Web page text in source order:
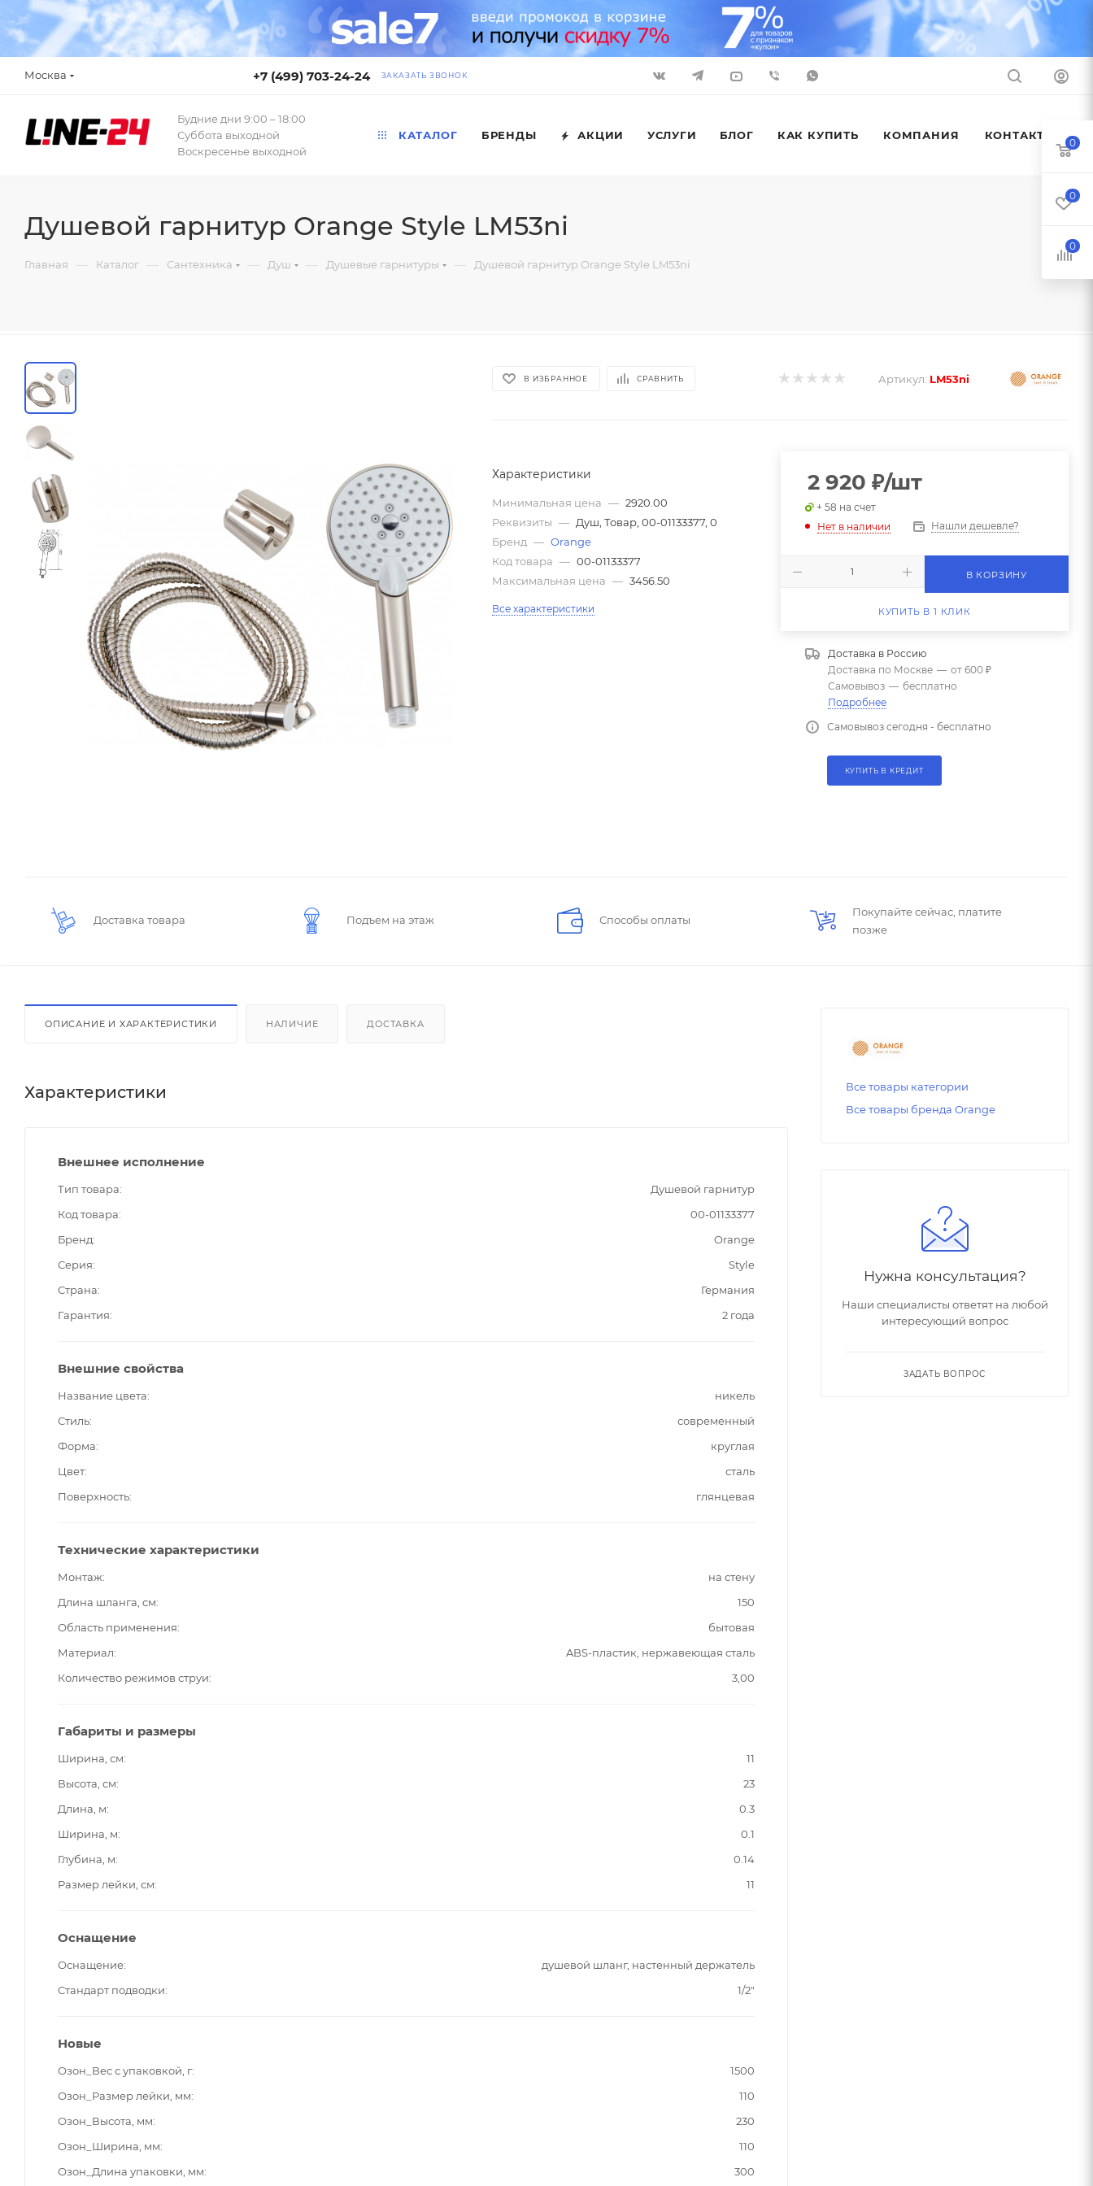
Москва +7 (499) 703-24-24 ЗАКАЗАТЬ ЗВОНОК
Будние дни 9:00 – 18:00
Суббота выходной
Воскресенье выходной
КАТАЛОГ БРЕНДЫ АКЦИИ УСЛУГИ БЛОГ КАК КУПИТЬ КОМПАНИЯ КОНТАКТЫ
Душевой гарнитур Orange Style LM53ni
Главная — Каталог — Сантехника — Душ — Душевые гарнитуры — Душевой гарнитур Orange Style LM53ni
В ИЗБРАННОЕ СРАВНИТЬ Артикул: LM53ni
Характеристики
Минимальная цена — 2920.00
Реквизиты — Душ, Товар, 00-01133377, 0
Бренд — Orange
Код товара — 00-01133377
Максимальная цена — 3456.50
Все характеристики
2 920 ₽/шт
+ 58 на счет
Нет в наличии
Нашли дешевле?
В КОРЗИНУ
КУПИТЬ В 1 КЛИК
Доставка в Россию
Доставка по Москве — от 600 ₽
Самовывоз — бесплатно
Подробнее
Самовывоз сегодня - бесплатно
КУПИТЬ В КРЕДИТ
Доставка товара Подъем на этаж Способы оплаты
Покупайте сейчас, платите
позже
ОПИСАНИЕ И ХАРАКТЕРИСТИКИ НАЛИЧИЕ ДОСТАВКА
Характеристики
Внешнее исполнение
Тип товара
Душевой гарнитур
Код товара
00-01133377
Бренд
Orange
Серия
Style
Страна
Германия
Гарантия
2 года
Внешние свойства
Название цвета
никель
Стиль
современный
Форма
круглая
Цвет
сталь
Поверхность
глянцевая
Технические характеристики
Монтаж
на стену
Длина шланга, см
150
Область применения
бытовая
Материал
ABS-пластик, нержавеющая сталь
Количество режимов струи
3,00
Габариты и размеры
Ширина, см
11
Высота, см
23
Длина, м
0.3
Ширина, м
0.1
Глубина, м
0.14
Размер лейки, см
11
Оснащение
Оснащение
душевой шланг, настенный держатель
Стандарт подводки
1/2"
Новые
Озон_Вес с упаковкой, г
1500
Озон_Размер лейки, мм
110
Озон_Высота, мм
230
Озон_Ширина, мм
110
Озон_Длина упаковки, мм
300
Все товары категории
Все товары бренда Orange
Нужна консультация?
Наши специалисты ответят на любой
интересующий вопрос
ЗАДАТЬ ВОПРОС
0
0
0